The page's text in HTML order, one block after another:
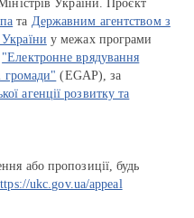
України. Проєкт
та Державним агентством з
у межах програми
"Електронне врядування
громади" (EGAP), за
агенції розвитку та
або пропозиції, будь
ukc.gov.ua/appeal